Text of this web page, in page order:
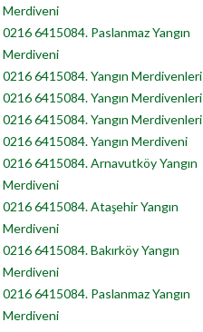
Merdiveni
0216 6415084. Paslanmaz Yangın
Merdiveni
0216 6415084. Yangın Merdivenleri
0216 6415084. Yangın Merdivenleri
0216 6415084. Yangın Merdivenleri
0216 6415084. Yangın Merdiveni
0216 6415084. Arnavutköy Yangın
Merdiveni
0216 6415084. Ataşehir Yangın
Merdiveni
0216 6415084. Bakırköy Yangın
Merdiveni
0216 6415084. Paslanmaz Yangın
Merdiveni